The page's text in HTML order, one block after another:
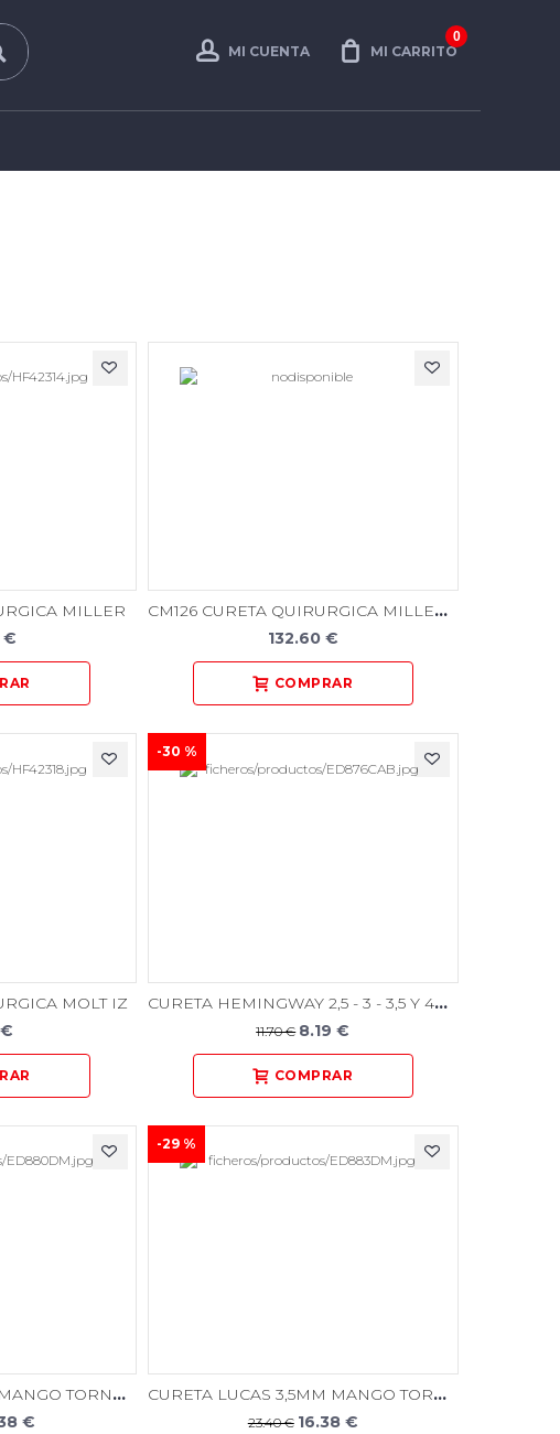
0
MI CARRITO
MI CUENTA
MILLER
€
CM126 CURETA QUIRURGICA MILLER M-6
132.60 €
MOLT IZ
CURETA HEMINGWAY 2,5 - 3 - 3,5 Y 4MM
11.70 € 8.19 €
-30 %
CURETA LUCAS 2MM MANGO TORNADO
€
CURETA LUCAS 3,5MM MANGO TORNADO
23.40 € 16.38 €
-29 %